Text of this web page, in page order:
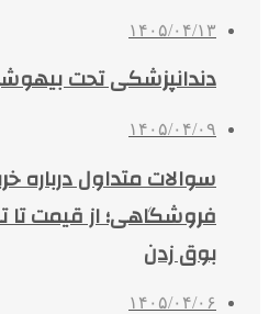
۱۴۰۵/۰۴/۱۳
دندانپزشکی تحت
۱۴۰۵/۰۴/۰۹
سوالات متداول درباره
فروشگاهی؛ از قیمت
بوق زدن
۱۴۰۵/۰۴/۰۶